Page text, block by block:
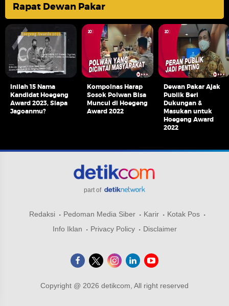
Rapat Dewan Pakar
Inilah 15 Nama
Kandidat Hoegeng
Award 2023, Siapa
Jagoanmu?
Kompolnas Harap
Sosok Polwan Bisa
Muncul di Hoegeng
Award 2022
Dewan Pakar Ajak
Publik Beri
Dukungan &
Masukan untuk
Hoegeng Award
2022
part of
Redaksi Pedoman Media Siber Karir
Kotak Pos
Info Iklan
Privacy Policy Disclaimer
Copyright @ 2026 detikcom, All right reserved